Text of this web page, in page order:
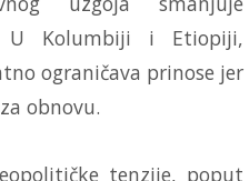
U Kolumbiji i Etiopiji,
ograničava prinose jer
obnovu.
tenzije, poput